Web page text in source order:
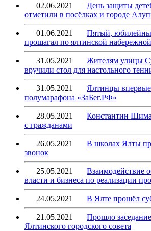
02.06.2021
День защиты
отметили в посёлках и городе
01.06.2021
Пятый,
прошагал по ялтинской набережной
31.05.2021
Жителям улицы
вручили стол для настольного
31.05.2021
Ялтинцы впервые
полумарафона «ЗаБег.РФ»
28.05.2021
Константин
с гражданами
26.05.2021
В школах Ялты
звонок
25.05.2021
Взаимодействие
власти и бизнеса по реализации
24.05.2021 В Ялте прошёл
21.05.2021
Прошло
Ялтинского городского совета